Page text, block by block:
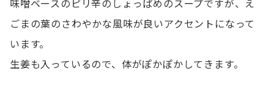
ごまの葉のさわやかな風味が良いアクセントになって
います。
生姜も入っているので、体がぽかぽかしてきます。